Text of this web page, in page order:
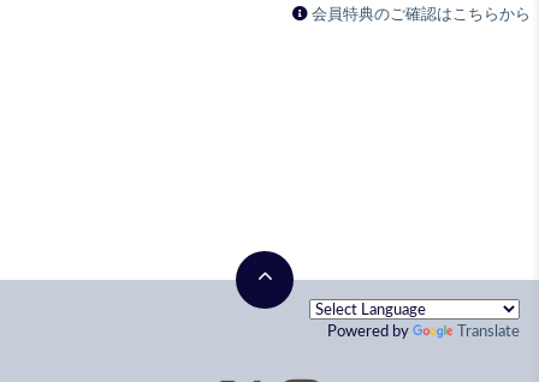
会員特典のご確認はこちらから
Powered by Translate